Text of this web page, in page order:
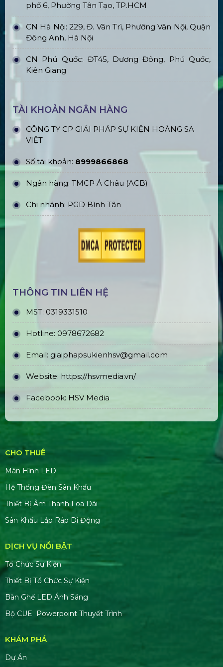
phố 6, Phường Tân Tạo, TP.HCM
CN Hà Nội: 229, Đ. Vân Trì, Phường Vân Nội, Quận
Đông Anh, Hà Nội
CN Phú Quốc: ĐT45, Dương Đông, Phú Quốc,
Kiên Giang
TÀI KHOẢN NGÂN HÀNG
CÔNG TY CP GIẢI PHÁP SỰ KIỆN HOÀNG SA
VIỆT
Số tài khoản: 8999866868
Ngân hàng: TMCP Á Châu (ACB)
Chi nhánh: PGD Bình Tân
THÔNG TIN LIÊN HỆ
MST: 0319331510
Hotline: 0978672682
Email: giaiphapsukienhsv@gmail.com
Website: https://hsvmedia.vn/
Facebook: HSV Media
CHO THUÊ
Màn Hình LED
Hệ Thống Đèn Sân Khấu
Thiết Bị Âm Thanh Loa Dài
Sân Khấu Lắp Ráp Di Động
DỊCH VỤ NỔI BẬT
Tổ Chức Sự Kiện
Thiết Bị Tổ Chức Sự Kiện
Bàn Ghế LED Ánh Sáng
Bộ CUE Powerpoint Thuyết Trình
KHÁM PHÁ
Dự Án